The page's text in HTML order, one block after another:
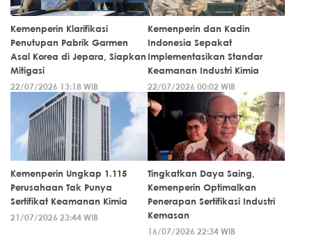
Kemenperin Klarifikasi
Penutupan Pabrik Garmen
Asal Korea di Jepara, Siapkan
Mitigasi
22/07/2026 13:18 WIB
Kemenperin dan Kadin
Indonesia Sepakat
Implementasikan Standar
Keamanan Industri Kimia
22/07/2026 00:02 WIB
Kemenperin Ungkap 1.115
Perusahaan Tak Punya
Sertifikat Keamanan Kimia
21/07/2026 23:44 WIB
Tingkatkan Daya Saing,
Kemenperin Optimalkan
Penerapan Sertifikasi Industri
Kemasan
16/07/2026 22:34 WIB